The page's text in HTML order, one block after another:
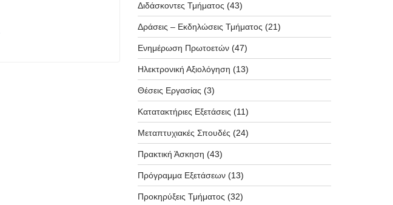
Διδάσκοντες Τμήματος (43)
Δράσεις – Εκδηλώσεις Τμήματος (21)
Ενημέρωση Πρωτοετών(47)
Ηλεκτρονική Αξιολόγηση (13)
Θέσεις Εργασίας (3)
Κατατακτήριες Εξετάσεις (11)
Μεταπτυχιακές Σπουδές (24)
Πρακτική Άσκηση (43)
Πρόγραμμα Εξετάσεων(13)
Προκηρύξεις Τμήματος (32)